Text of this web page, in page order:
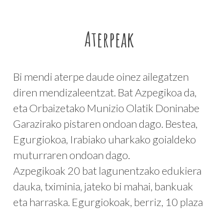
Aterpeak
Bi mendi aterpe daude oinez ailegatzen
diren mendizaleentzat. Bat Azpegikoa da,
eta Orbaizetako Munizio Olatik Doninabe
Garazirako pistaren ondoan dago. Bestea,
Egurgiokoa, Irabiako uharkako goialdeko
muturraren ondoan dago.
Azpegikoak 20 bat lagunentzako edukiera
dauka, tximinia, jateko bi mahai, bankuak
eta harraska. Egurgiokoak, berriz, 10 plaza